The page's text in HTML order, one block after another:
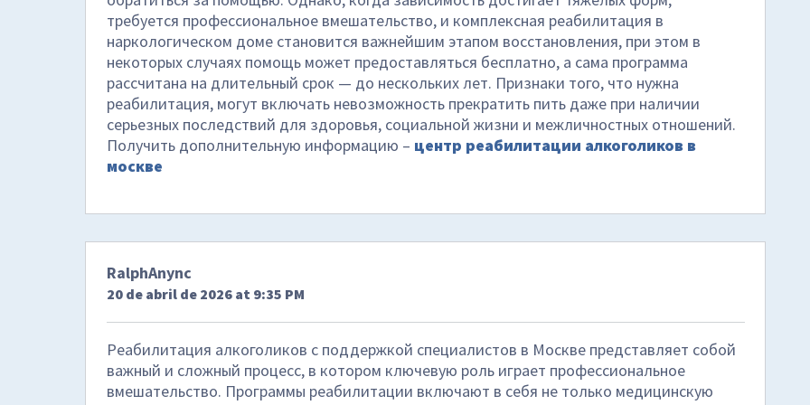
требуется профессиональное вмешательство, и комплексная реабилитация в
наркологическом доме становится важнейшим этапом восстановления, при этом в
некоторых случаях помощь может предоставляться бесплатно, а сама программа
рассчитана на длительный срок — до нескольких лет. Признаки того, что нужна
реабилитация, могут включать невозможность прекратить пить даже при наличии
серьезных последствий для здоровья, социальной жизни и межличностных отношений.
Получить дополнительную информацию – центр реабилитации алкоголиков в
москве
RalphAnync
20 de abril de 2026 at 9:35 PM
Реабилитация алкоголиков с поддержкой специалистов в Москве представляет собой
важный и сложный процесс, в котором ключевую роль играет профессиональное
вмешательство. Программы реабилитации включают в себя не только медицинскую